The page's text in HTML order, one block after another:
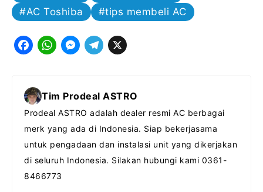
AC Toshiba
tips membeli AC
F
c
e
b
o
o
k
W
a
t
s
A
p
p
M
s
e
n
g
T
e
g
r
a
X
Tim Prodeal ASTRO
Prodeal ASTRO adalah dealer resmi AC berbagai
merk yang ada di Indonesia. Siap bekerjasama
untuk pengadaan dan instalasi unit yang dikerjakan
di seluruh Indonesia. Silakan hubungi kami 0361-
8466773